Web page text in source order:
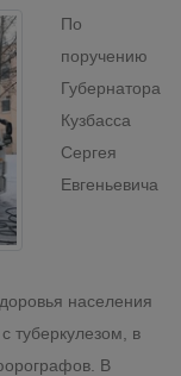
По
поручению
Губернатора
Кузбасса
Сергея
Евгеньевича
населения
туберкулезом, в
В